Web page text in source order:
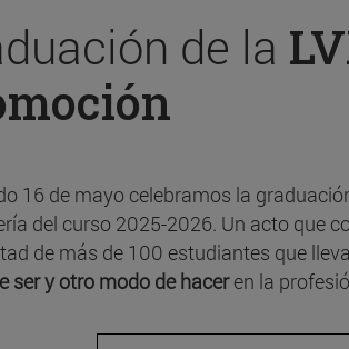
de la
16 de mayo celebramos la
del curso 2025-2026. Un acto que
de más de 100 estudiantes que
ser y otro modo de haceren la